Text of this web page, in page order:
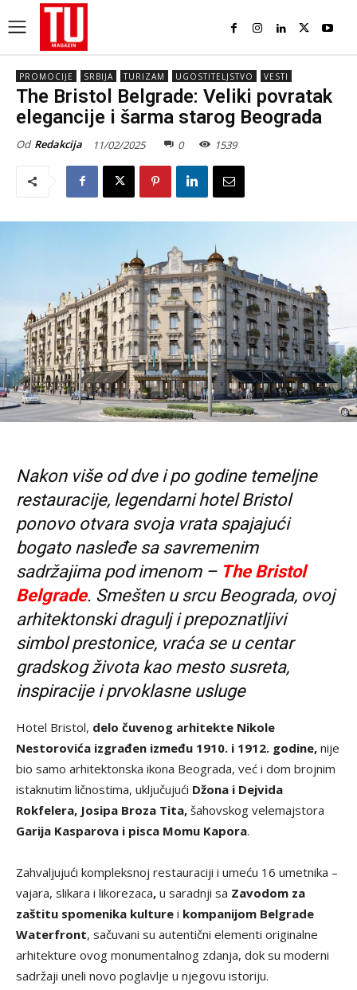
PROMOCIJE SRBIJA TURIZAM UGOSTITELJSTVO VESTI
The Bristol Belgrade: Veliki povratak
elegancije i šarma starog Beograda
Od Redakcija 11/02/2025 0 1539
Nakon više od dve i po godine temeljne
restauracije, legendarni hotel Bristol
ponovo otvara svoja vrata spajajući
bogato nasleđe sa savremenim
sadržajima pod imenom – The Bristol
Belgrade. Smešten u srcu Beograda, ovoj
arhitektonski dragulj i prepoznatljivi
simbol prestonice, vraća se u centar
gradskog života kao mesto susreta,
inspiracije i prvoklasne usluge
Hotel Bristol, delo čuvenog arhitekte Nikole
Nestorovića izgrađen između 1910. i 1912. godine, nije
bio samo arhitektonska ikona Beograda, već i dom brojnim
istaknutim ličnostima, uključujući Džona i Dejvida
Rokfelera, Josipa Broza Tita, šahovskog velemajstora
Garija Kasparova i pisca Momu Kapora.
Zahvaljujući kompleksnoj restauraciji i umeću 16 umetnika –
vajara, slikara i likorezaca, u saradnji sa Zavodom za
zaštitu spomenika kulture i kompanijom Belgrade
Waterfront, sačuvani su autentični elementi originalne
arhitekture ovog monumentalnog zdanja, dok su moderni
sadržaji uneli novo poglavlje u njegovu istoriju.